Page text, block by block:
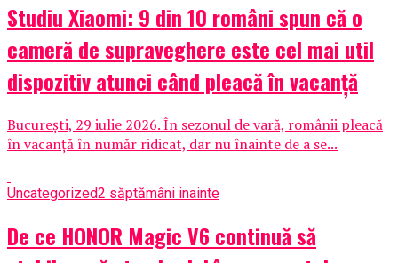
Studiu Xiaomi: 9 din 10 români spun că o
cameră de supraveghere este cel mai util
dispozitiv atunci când pleacă în vacanță
București, 29 iulie 2026. În sezonul de vară, românii pleacă
în vacanță în număr ridicat, dar nu înainte de a se...
Uncategorized2 săptămâni inainte
De ce HONOR Magic V6 continuă să